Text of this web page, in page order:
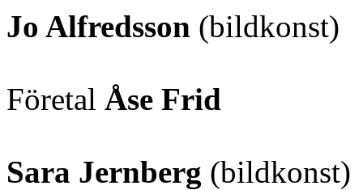
Jo Alfredsson (bildkonst)
Företal Åse Frid
Sara Jernberg (bildkonst)